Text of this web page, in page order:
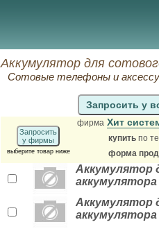
Аккумулятор для
Сотовые телефоны и
Запросить у
Запросить
у фирмы
выберите товар ниже
фирма Хит
купить по
форма
Аккумулятор
аккумулятора
Аккумулятор
аккумулятора